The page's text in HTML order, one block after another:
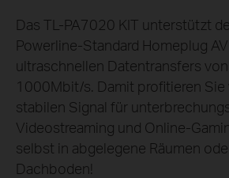
Das TL-PA7020 KIT unterstützt
Powerline-Standard Homeplug
ultraschnellen Datentransfers
1000Mbit/s. Damit profitieren Sie
stabilen Signal für
Videostreaming und Online-
selbst in abgelegene Räumen
Dachboden!